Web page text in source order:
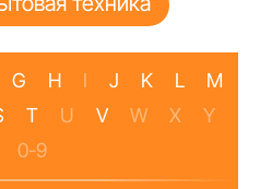
G H I J K L
M
T U V W X
Y
0-9